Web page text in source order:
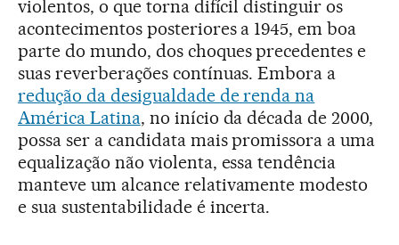
violentos, o que torna difícil distinguir os
acontecimentos posteriores a 1945, em boa
parte do mundo, dos choques precedentes e
suas reverberações contínuas. Embora a
redução da desigualdade de renda na
América Latina, no início da década de 2000,
possa ser a candidata mais promissora a uma
equalização não violenta, essa tendência
manteve um alcance relativamente modesto
e sua sustentabilidade é incerta.